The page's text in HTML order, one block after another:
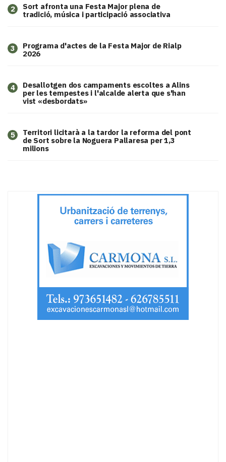
2
Sort afronta una Festa Major plena de
tradició, música i participació associativa
3
Programa d'actes de la Festa Major de Rialp
2026
4
​Desallotgen dos campaments escoltes a Alins
per les tempestes i l'alcalde alerta que s'han
vist «desbordats»
5
Territori licitarà a la tardor la reforma del pont
de Sort sobre la Noguera Pallaresa per 1,3
milions